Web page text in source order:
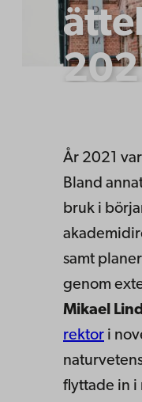
År 2021
Bland
bruk i
samt
genom
Mikael
rektor i
flyttade in i